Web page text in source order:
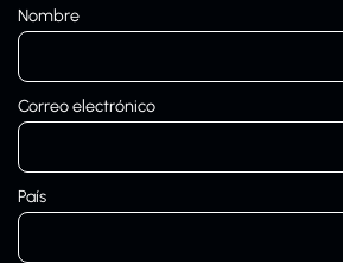
Nombre
Correo electrónico
País